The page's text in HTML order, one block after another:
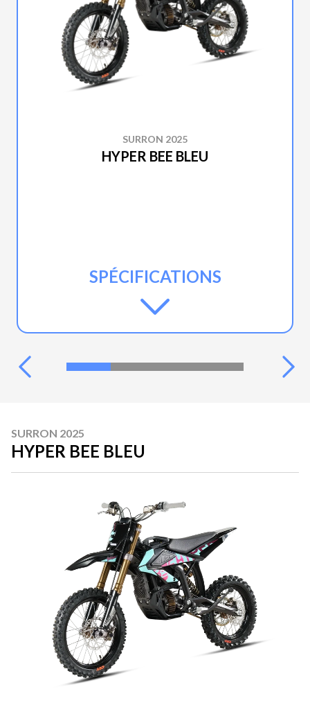
SURRON 2025
HYPER BEE BLEU
SPÉCIFICATIONS
SURRON 2025
HYPER BEE BLEU